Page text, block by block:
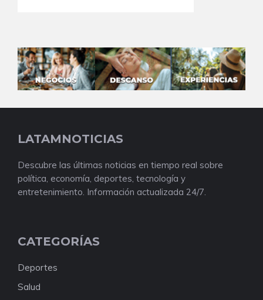
LATAMNOTICIAS
Descubre las últimas noticias en tiempo real sobre
política, economía, deportes, tecnología y
entretenimiento. Información actualizada 24/7.
CATEGORÍAS
Deportes
Salud